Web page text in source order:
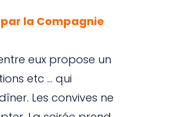
par la Compagnie
eux propose un
etc … qui
Les convives ne